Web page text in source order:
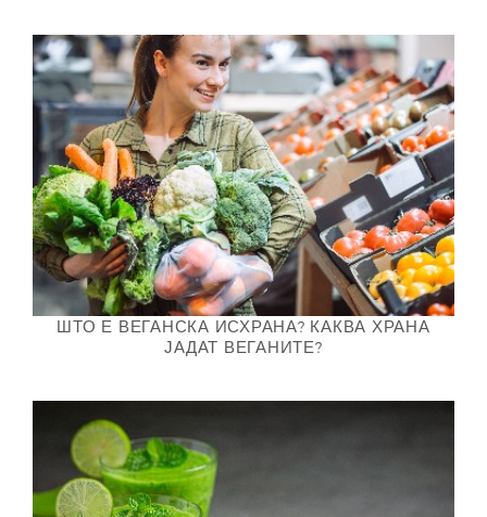
ШТО Е ВЕГАНСКА ИСХРАНА? КАКВА ХРАНА
ЈАДАТ ВЕГАНИТЕ?